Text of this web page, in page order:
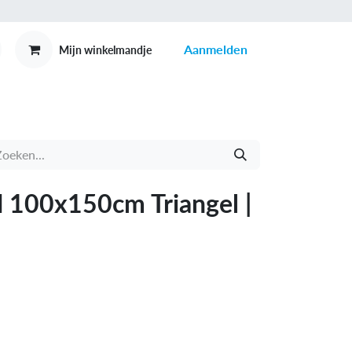
Mijn winkelmandje Aanmelden
100x150cm Triangel |